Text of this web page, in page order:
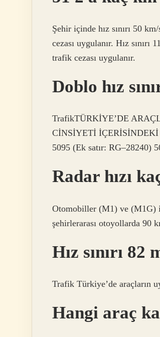
Şehir içinde hız sınırı 50
cezası uygulanır. Hız
trafik cezası uygulanır.
Doblo hız
TrafikTÜRKİYE’DE
CİNSİYETİ
5095 (Ek satır: RG–28240)
Radar hızı
Otomobiller (M1) ve (M1G)
şehirlerarası otoyollarda 90
Hız sınırı 82
Trafik Türkiye’de araçların
Hangi araç